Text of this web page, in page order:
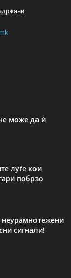
може да ѝ
луѓе кои
побрзо
сигнали!